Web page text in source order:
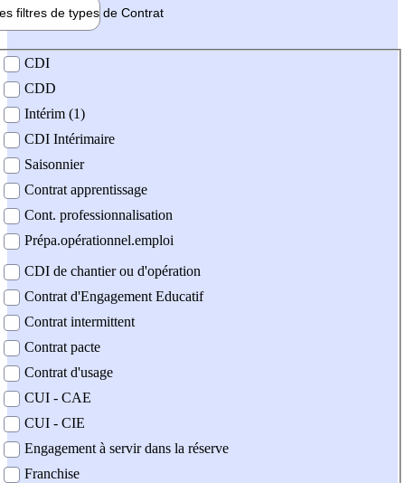
filtres de types de Contrat
contrat
CDI
CDD
Intérim (1)
CDI Intérimaire
Saisonnier
Contrat apprentissage
Cont. professionnalisation
Prépa.opérationnel.emploi
CDI de chantier ou d'opération
Contrat d'Engagement Educatif
Contrat intermittent
Contrat pacte
Contrat d'usage
CUI - CAE
CUI - CIE
Engagement à servir dans la réserve
Franchise